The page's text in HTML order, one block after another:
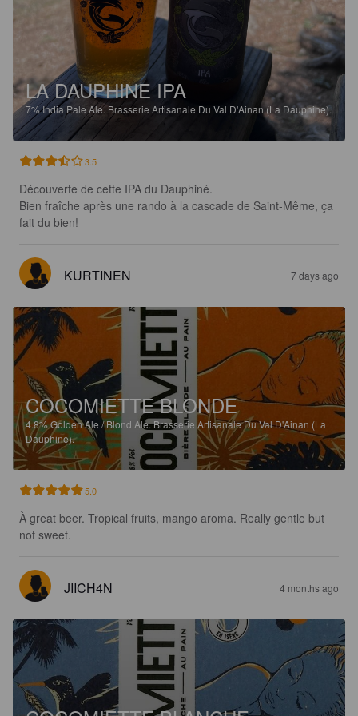
LA DAUPHINE IPA
7%India Pale Ale.Brasserie Artisanale Du Val D'Ainan (La Dauphine).
3.5
Découverte de cette IPA du Dauphiné.
Bien fraîche après une rando à la cascade de Saint-Même, ça
fait du bien!
KURTINEN 7 days ago
COCOMIETTE BLONDE
4.8%Golden Ale / Blond Ale.Brasserie Artisanale Du Val D'Ainan (La
Dauphine).
5.0
À great beer. Tropical fruits, mango aroma. Really gentle but
not sweet.
JIICH4N 4 months ago